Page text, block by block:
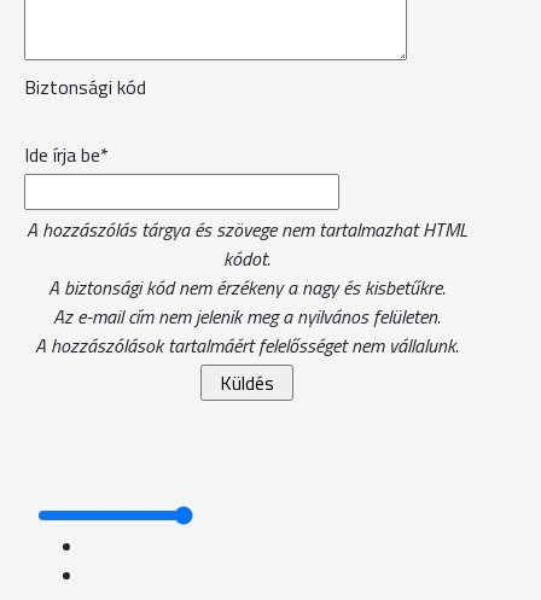
Biztonsági kód
Ide írja be*
A hozzászólás tárgya és szövege nem tartalmazhat HTML
kódot.
A biztonsági kód nem érzékeny a nagy és kisbetűkre.
Az e-mail cím nem jelenik meg a nyilvános felületen.
A hozzászólások tartalmáért felelősséget nem vállalunk.